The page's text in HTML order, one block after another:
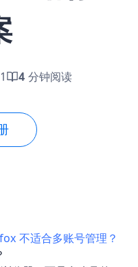
4 分钟阅读
不适合多账号管理？